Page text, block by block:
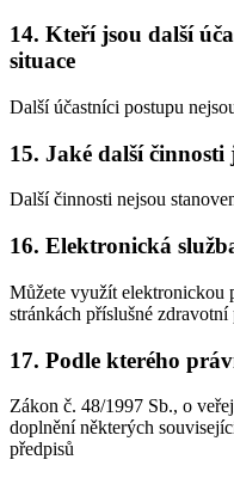
14. Kteří jsou další
situace
Další účastníci postupu
15. Jaké další
Další činnosti nejsou
16. Elektronická
Můžete využít elektronickou
stránkách příslušné
17. Podle kterého
Zákon č. 48/1997 Sb., o
doplnění některých
předpisů